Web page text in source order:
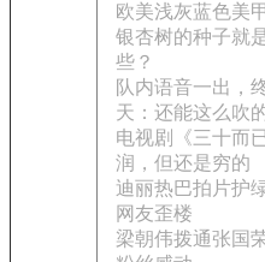
欧美浅灰蓝色美
银杏树的种子就
些？
队内语音一出，
天：还能这么吹
电视剧《三十而
润，但还是穷的
迪丽热巴拍片护
网友歪楼
梁朝伟拨通张国